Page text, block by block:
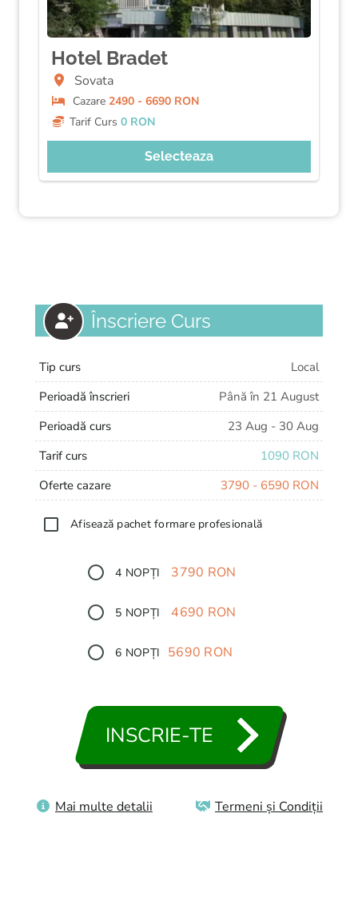
Hotel Bradet
Sovata
Cazare 2490 - 6690 RON
Tarif Curs 0 RON
Selecteaza
Înscriere Curs
Tip curs
Local
Perioadă înscrieri
Până în 21 August
Perioadă curs
23 Aug - 30 Aug
Tarif curs
1090 RON
Oferte cazare
3790 - 6590 RON
Afisează pachet formare profesională
4 NOPȚI 3790 RON
5 NOPȚI 4690 RON
6 NOPȚI 5690 RON
Aleg oferta de cazare mai tarziu
INSCRIE-TE
Mai multe detalii Termeni și Condiții